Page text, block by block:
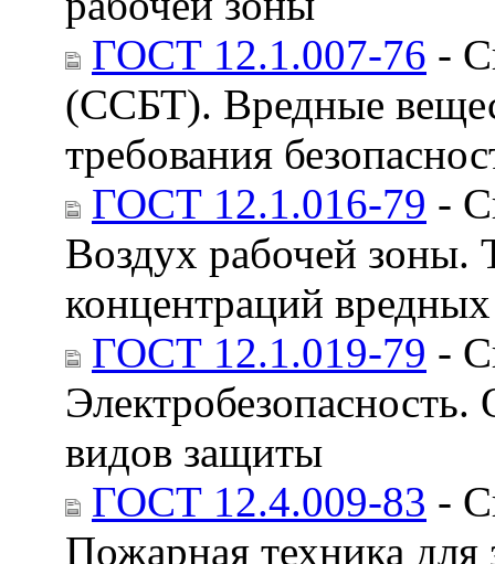
ГОСТ 12.1.007-76 -
(ССБТ). Вредные
требования
ГОСТ 12.1.016-79 -
Воздух рабочей зоны.
концентраций
ГОСТ 12.1.019-79 -
видов защиты
ГОСТ 12.4.009-83 -
Пожарная техника